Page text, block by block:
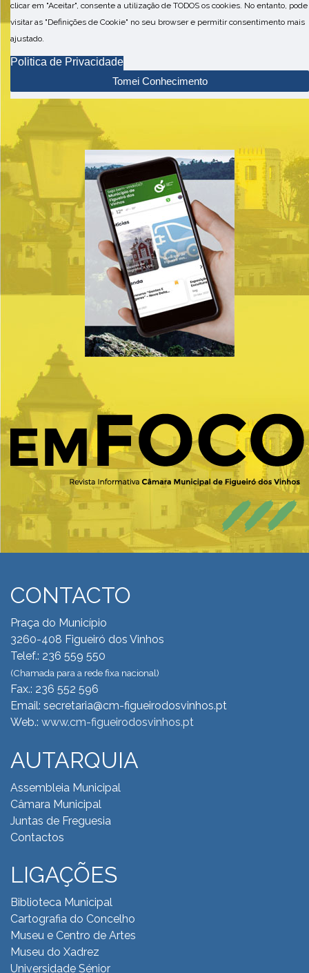
clicar em "Aceitar", consente a utilização de TODOS os cookies. No entanto, pode
visitar as "Definições de Cookie" no seu browser e permitir consentimento mais
ajustado.
Politica de Privacidade
Tomei Conhecimento
CONTACTO
Praça do Município
3260-408 Figueiró dos Vinhos
Telef.: 236 559 550
(Chamada para a rede fixa nacional)
Fax.: 236 552 596
Email: secretaria@cm-figueirodosvinhos.pt
Web.: www.cm-figueirodosvinhos.pt
AUTARQUIA
Assembleia Municipal
Câmara Municipal
Juntas de Freguesia
Contactos
LIGAÇÕES
Biblioteca Municipal
Cartografia do Concelho
Museu e Centro de Artes
Museu do Xadrez
Universidade Sénior